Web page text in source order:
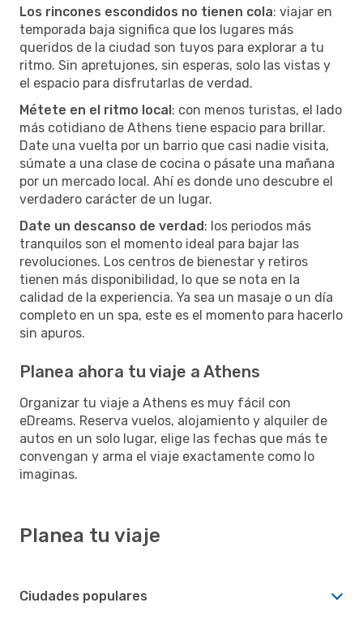
Los rincones escondidos no tienen cola: viajar en
temporada baja significa que los lugares más
queridos de la ciudad son tuyos para explorar a tu
ritmo. Sin apretujones, sin esperas, solo las vistas y
el espacio para disfrutarlas de verdad.
Métete en el ritmo local: con menos turistas, el lado
más cotidiano de Athens tiene espacio para brillar.
Date una vuelta por un barrio que casi nadie visita,
súmate a una clase de cocina o pásate una mañana
por un mercado local. Ahí es donde uno descubre el
verdadero carácter de un lugar.
Date un descanso de verdad: los periodos más
tranquilos son el momento ideal para bajar las
revoluciones. Los centros de bienestar y retiros
tienen más disponibilidad, lo que se nota en la
calidad de la experiencia. Ya sea un masaje o un día
completo en un spa, este es el momento para hacerlo
sin apuros.
Planea ahora tu viaje a Athens
Organizar tu viaje a Athens es muy fácil con
eDreams. Reserva vuelos, alojamiento y alquiler de
autos en un solo lugar, elige las fechas que más te
convengan y arma el viaje exactamente como lo
imaginas.
Planea tu viaje
Ciudades populares